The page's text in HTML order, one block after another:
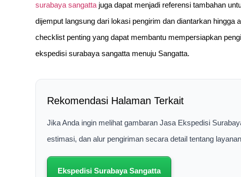
surabaya sangattajuga dapat menjadi referensi tambahan
dijemput langsung dari lokasi pengirim dan diantarkan hingga
checklist penting yang dapat membantu mempersiapkan
ekspedisi surabaya sangatta menuju Sangatta.
Rekomendasi Halaman Terkait
Jika Anda ingin melihat gambaran Jasa Ekspedisi
estimasi, dan alur pengiriman secara detail tentang
Ekspedisi Surabaya Sangatta